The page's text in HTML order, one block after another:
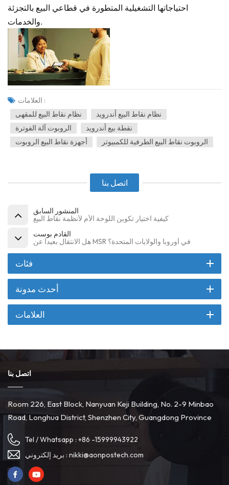
احتياجاتها التشغيلية المتطورة في قطاعي البيع بالتجزئة
والخدمات.
العلامات :
نظام نقاط البيع للمقهى
نظام نقاط البيع أندرويد
الروبوت آلة الفوترة
نقطة بيع أندرويد
أجهزة نقاط البيع الروبوت
الروبوت نقاط البيع الطرفية للكمبيوتر
اتصل بنا
المنشور السابق
كيفية اختيار تكوين اللوحة الأم لأنظمة نقاط البيع
القادم بوست
هل الانتقال بعيدا عن MSR في أوروبا والولايات المتحدة؟
فئات
أحدث مدونة
العلامات
اتصل بنا
Room 226, East Block, Nanyuan Keji Building, No. 2-9 Minbao
Road, Longhua District, Shenzhen City, Guangdong Province
Tel / Whatsapp : +86 -15999943922
بريد إلكتروني : nikki@aonpostech.com